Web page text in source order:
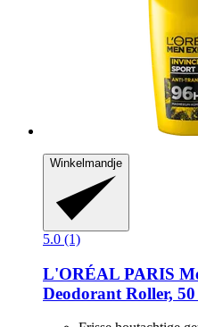
Winkelmandje
5.0 (1)
L'ORÉAL PARIS
Deodorant Roller,